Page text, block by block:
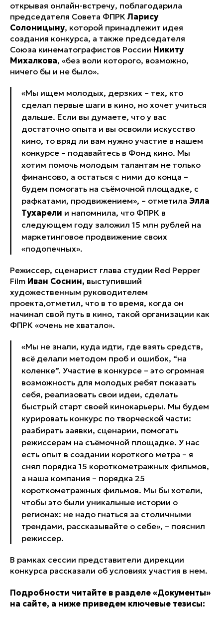
открывая онлайн-встречу, поблагодарила
председателя Совета ФПРК Ларису
Солоницыну, которой принадлежит идея
создания конкурса, а также председателя
Союза кинематографистов России Никиту
Михалкова, «без воли которого, возможно,
ничего бы и не было».
«Мы ищем молодых, дерзких – тех, кто
сделал первые шаги в кино, но хочет учиться
дальше. Если вы думаете, что у вас
достаточно опыта и вы освоили искусство
кино, то вряд ли вам нужно участие в нашем
конкурсе – подавайтесь в Фонд кино. Мы
хотим помочь молодым талантам не только
финансово, а остаться с ними до конца –
будем помогать на съёмочной площадке, с
рафкатами, продвижением», – отметила Элла
Тухарели и напомнила, что ФПРК в
следующем году заложил 15 млн рублей на
маркетинговое продвижение своих
«подопечных».
Режиссер, сценарист глава студии Red Pepper
Film Иван Соснин, выступивший
художественным руководителем
проекта,отметил, что в то время, когда он
начинал свой путь в кино, такой организации как
ФПРК «очень не хватало».
«Мы не знали, куда идти, где взять средств,
всё делали методом проб и ошибок, “на
коленке”. Участие в конкурсе – это огромная
возможность для молодых ребят показать
себя, реализовать свои идеи, сделать
быстрый старт своей кинокарьеры. Мы будем
курировать конкурс по творческой части:
разбирать заявки, сценарии, помогать
режиссерам на съёмочной площадке. У нас
есть опыт в создании короткого метра – я
снял порядка 15 короткометражных фильмов,
а наша компания – порядка 25
короткометражных фильмов. Мы бы хотели,
чтобы это были уникальные истории о
регионах: не надо гнаться за столичными
трендами, рассказывайте о себе», – пояснил
режиссер.
В рамках сессии представители дирекции
конкурса рассказали об условиях участия в нем.
Подробности читайте в разделе «Документы»
на сайте, а ниже приведем ключевые тезисы: